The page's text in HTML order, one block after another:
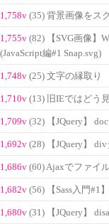
1,758v (35) 背景画像をス
1,755v (82) 【SVG画像】
(JavaScript編#1 Snap.svg)
1,748v (25) 文字の縁取り
1,710v (13) 旧IEではどう
1,709v (32) 【JQuery】
1,692v (28) 【JQuery】
1,686v (60) Ajaxでファイ
1,682v (56) 【Sass入門#1
1,680v (31) 【JQuery】